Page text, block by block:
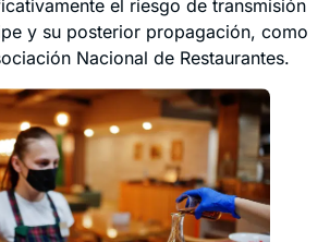
el riesgo de transmisión
y su posterior propagación, como
Nacional de Restaurantes.